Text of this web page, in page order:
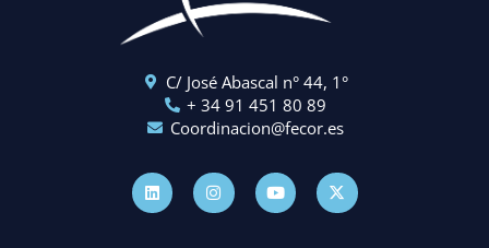
C/ José Abascal n° 44, 1°
+ 34 91 451 80 89
Coordinacion@fecor.es
L
i
n
k
I
n
s
t
Y
o
u
t
X
-
t
w